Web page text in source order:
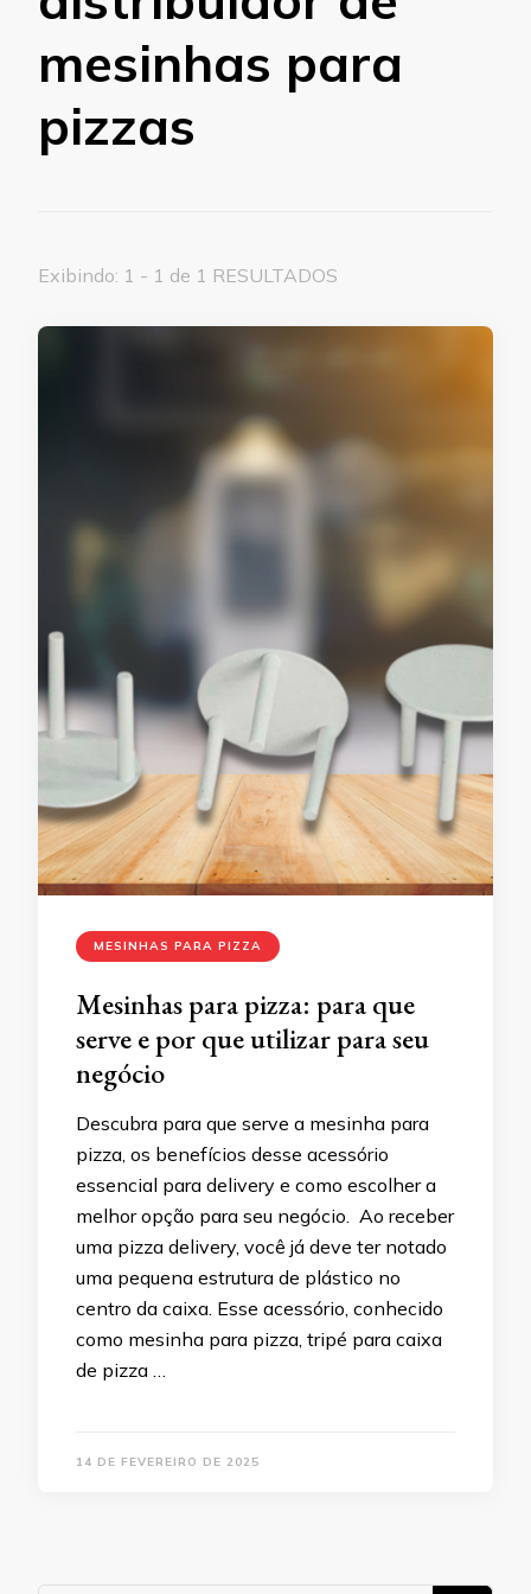
mesinhas para
pizzas
Exibindo: 1 - 1 de 1 RESULTADOS
MESINHAS PARA PIZZA
Mesinhas para pizza: para que
serve e por que utilizar para seu
negócio
Descubra para que serve a mesinha para
pizza, os benefícios desse acessório
essencial para delivery e como escolher a
melhor opção para seu negócio. Ao receber
uma pizza delivery, você já deve ter notado
uma pequena estrutura de plástico no
centro da caixa. Esse acessório, conhecido
como mesinha para pizza, tripé para caixa
de pizza …
14 DE FEVEREIRO DE 2025